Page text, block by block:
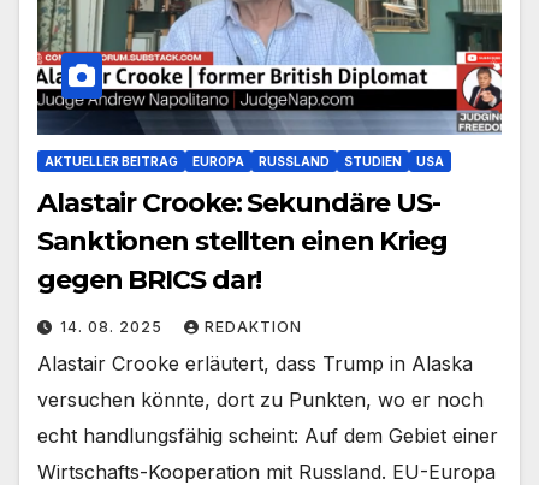
AKTUELLER BEITRAG EUROPA RUSSLAND STUDIEN USA
Alastair Crooke: Sekundäre US-
Sanktionen stellten einen Krieg
gegen BRICS dar!
14. 08. 2025 REDAKTION
Alastair Crooke erläutert, dass Trump in Alaska
versuchen könnte, dort zu Punkten, wo er noch
echt handlungsfähig scheint: Auf dem Gebiet einer
Wirtschafts-Kooperation mit Russland. EU-Europa